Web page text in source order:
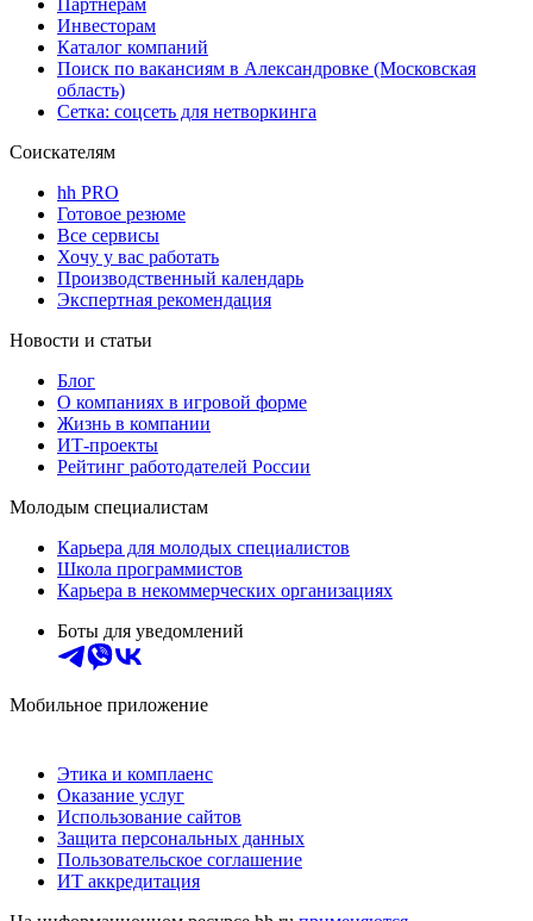
Инвесторам
Каталог компаний
Поиск по вакансиям в Александровке (Московская
область)
Сетка: соцсеть для нетворкинга
Соискателям
hh PRO
Готовое резюме
Все сервисы
Хочу у вас работать
Производственный календарь
Экспертная рекомендация
Новости и статьи
Блог
О компаниях в игровой форме
Жизнь в компании
ИТ-проекты
Рейтинг работодателей России
Молодым специалистам
Карьера для молодых специалистов
Школа программистов
Карьера в некоммерческих организациях
Боты для уведомлений
Мобильное приложение
Этика и комплаенс
Оказание услуг
Использование сайтов
Защита персональных данных
Пользовательское соглашение
ИТ аккредитация